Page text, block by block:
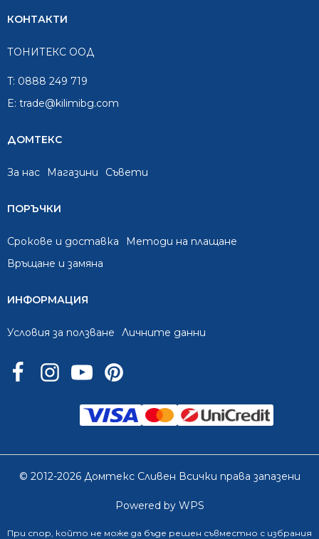
КОНТАКТИ
ТОНИТЕКС ООД
T: 0888 249 719
E: trade@kilimibg.com
ДОМТЕКС
За нас Mагазини Съвети
ПОРЪЧКИ
Срокове и доставка
Методи на плащане
Връщане и замяна
ИНФОРМАЦИЯ
Условия за ползване Личните данни
© 2012-2026 Домтекс Сливен Всички права запазени
Powered by WPS
При спор, който не може да бъде решен съвместно с избрания